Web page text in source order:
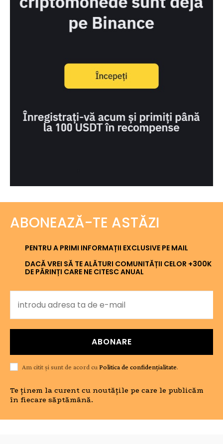
ABONEAZĂ-TE ASTĂZI
PENTRU A PRIMI INFORMAȚII EXCLUSIVE PE MAIL
DACĂ VREI SĂ TE ALĂTURI COMUNITĂȚII CELOR +300K
DE PĂRINȚI CARE NE CITESC ANUAL
ABONARE
Am citit și sunt de acord cu Politica de confidențialitate.
Te ținem la curent cu noutățile pe care le publicăm
în fiecare săptămână.